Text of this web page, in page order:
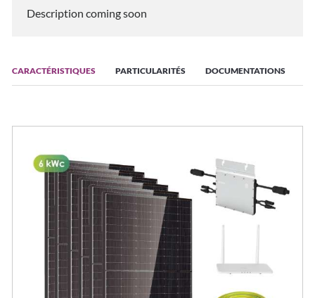
CARACTÉRISTIQUES PARTICULARITÉS DOCUMENTATIONS
Description coming soon